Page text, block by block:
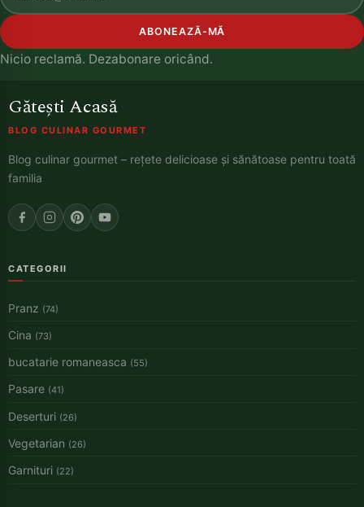
ABONEAZĂ-MĂ
Nicio reclamă. Dezabonare oricând.
Gătești Acasă
BLOG CULINAR GOURMET
Blog culinar gourmet – rețete delicioase și sănătoase pentru toată
familia
CATEGORII
Pranz (74)
Cina (73)
bucatarie romaneasca (55)
Pasare (41)
Deserturi (26)
Vegetarian (26)
Garnituri (22)